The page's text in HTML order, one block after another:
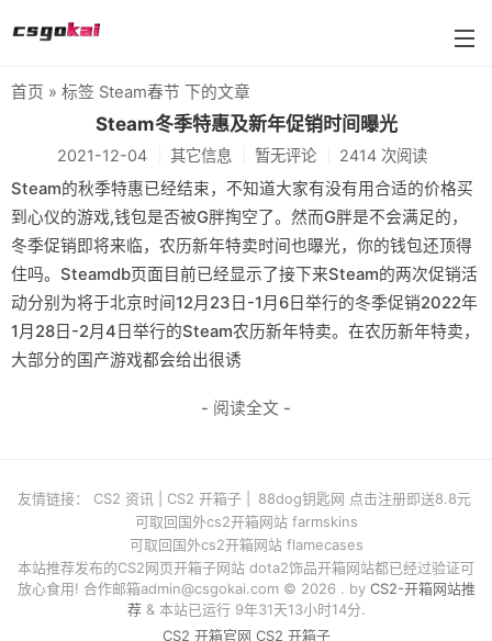
farmskins
88dog
flamecases
88hash-jp
首页 » 标签 Steam春节 下的文章
Steam冬季特惠及新年促销时间曝光
2021-12-04 其它信息 暂无评论 2414 次阅读
Steam的秋季特惠已经结束，不知道大家有没有用合适的价格买
到心仪的游戏,钱包是否被G胖掏空了。然而G胖是不会满足的，
冬季促销即将来临，农历新年特卖时间也曝光，你的钱包还顶得
住吗。Steamdb页面目前已经显示了接下来Steam的两次促销活
动分别为将于北京时间12月23日-1月6日举行的冬季促销2022年
1月28日-2月4日举行的Steam农历新年特卖。在农历新年特卖，
大部分的国产游戏都会给出很诱
- 阅读全文 -
友情链接： CS2 资讯 CS2 开箱子
88dog钥匙网 点击注册即送8.8元
可取回国外cs2开箱网站 farmskins
可取回国外cs2开箱网站 flamecases
本站推荐发布的CS2网页开箱子网站 dota2饰品开箱网站都已经过验证可
放心食用! 合作邮箱admin@csgokai.com© 2026 . by CS2-开箱网站推
荐& 本站已运行 9年31天13小时14分.
CS2 开箱官网 CS2 开箱子